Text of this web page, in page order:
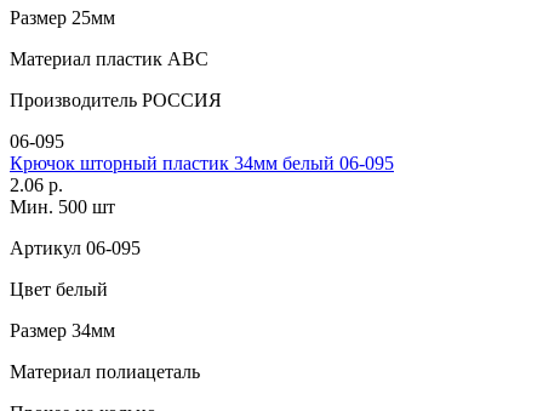
Размер 25мм
Материал пластик АВС
Производитель РОССИЯ
06-095
Крючок шторный пластик 34мм белый 06-095
2.06 р.
Мин. 500 шт
Артикул 06-095
Цвет белый
Размер 34мм
Материал полиацеталь